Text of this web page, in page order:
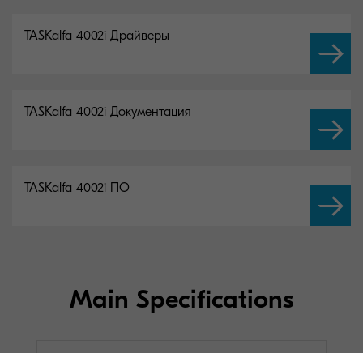
TASKalfa 4002i Драйверы
TASKalfa 4002i Документация
TASKalfa 4002i ПО
Main Specifications